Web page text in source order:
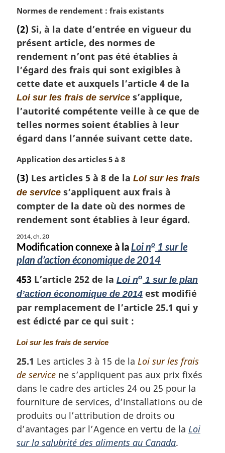
i
n
l
e
:
N
t
e
m
a
r
g
i
n
a
e
Normes de rendement : frais existants
(2) Si, à la date d’entrée en vigueur du
présent article, des normes de
rendement n’ont pas été établies à
l’égard des frais qui sont exigibles à
cette date et auxquels l’article 4 de la
Loi sur les frais de service s’applique,
l’autorité compétente veille à ce que de
telles normes soient établies à leur
égard dans l’année suivant cette date.
N
t
e
m
r
g
i
n
l
e
Application des articles 5 à 8
(3) Les articles 5 à 8 de la Loi sur les frais
de service s’appliquent aux frais à
compter de la date où des normes de
rendement sont établies à leur égard.
2014, ch. 20
Modification connexe à laLoi no 1 sur le
plan d’action économique de 2014
453 L’article 252 de la Loi no 1 sur le plan
d’action économique de 2014 est modifié
par remplacement de l’article 25.1 qui y
est édicté par ce qui suit :
N
t
e
m
a
r
g
i
n
Loi sur les frais de service
25.1 Les articles 3 à 15 de la Loi sur les frais
de service ne s’appliquent pas aux prix fixés
dans le cadre des articles 24 ou 25 pour la
fourniture de services, d’installations ou de
produits ou l’attribution de droits ou
d’avantages par l’Agence en vertu de la Loi
sur la salubrité des aliments au Canada.